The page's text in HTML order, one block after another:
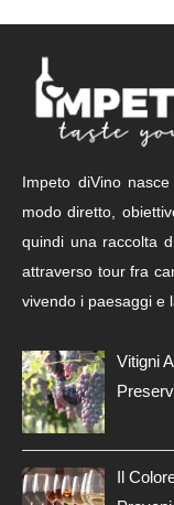
Impeto diVino
modo diretto,
quindi una raccolta
attraverso tour fra
vivendo i paesaggi e
Vitigni
Il